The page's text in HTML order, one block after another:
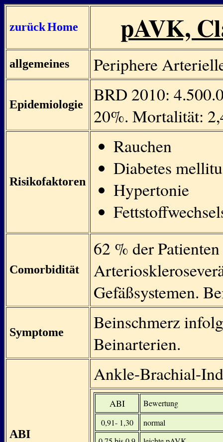
zurückHome pAVK,
allgemeines Periphere
Epidemiologie
BRD 2010:
20%. Mortalität:
Risikofaktoren
Rauchen
Diabetes
Hypertonie
Comorbidität
62 % der
Gefäßsystemen.
Symptome
Beinschmerz
Beinarterien.
ABI
Ankle-Brachial-
ABI
Bewertung
0,91- 1,30
normal